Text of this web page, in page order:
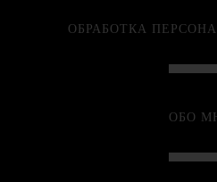
ОБРАБОТКА
ОБО